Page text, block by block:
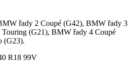
řady 2 Coupé (G42), BMW řady 3
(G21), BMW řady 4 Coupé
(G23).
R18 99V